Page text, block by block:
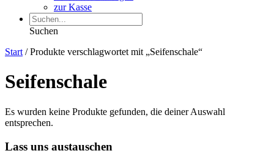
zur Kasse
Suchen
Start / Produkte verschlagwortet mit „Seifenschale“
Seifenschale
Es wurden keine Produkte gefunden, die deiner Auswahl
entsprechen.
Lass uns austauschen